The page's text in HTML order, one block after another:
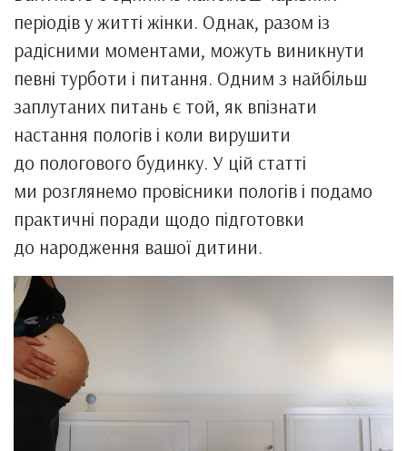
періодів у житті жінки. Однак, разом із
радісними моментами, можуть виникнути
певні турботи і питання. Одним з найбільш
заплутаних питань є той, як впізнати
настання пологів і коли вирушити
до пологового будинку. У цій статті
ми розглянемо провісники пологів і подамо
практичні поради щодо підготовки
до народження вашої дитини.